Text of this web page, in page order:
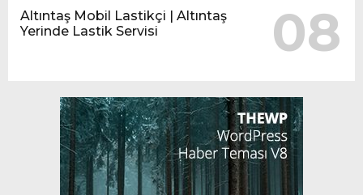
Altıntaş Mobil Lastikçi | Altıntaş
Yerinde Lastik Servisi
08